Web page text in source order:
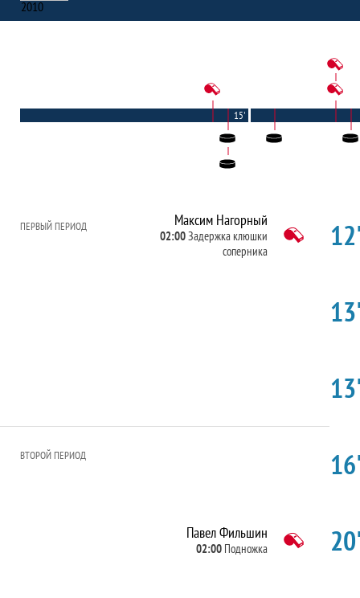
15'
ПЕРВЫЙ ПЕРИОД Максим Нагорный
02:00Задержка клюшки
соперника
ВТОРОЙ ПЕРИОД
Павел Фильшин
02:00 Подножка